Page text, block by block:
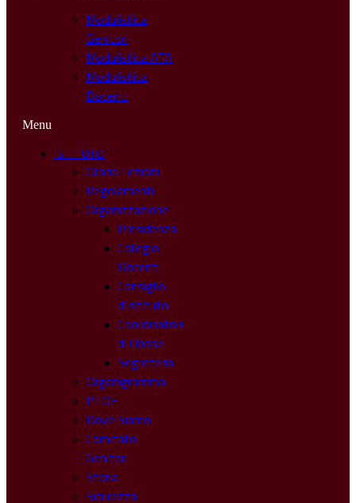
Modulistica
Genitori
Modulistica ATA
Modulistica
Docenti
Menu
ISTITUTO
Orario Lezioni
Regolamenti
Organizzazione
Presidenza
Collegio
Docenti
Consiglio
d’Istituto
Coordinatori
di Classe
Segreteria
Organigramma
PTOF
Dove Siamo
Comitato
Genitori
Storia
Sicurezza